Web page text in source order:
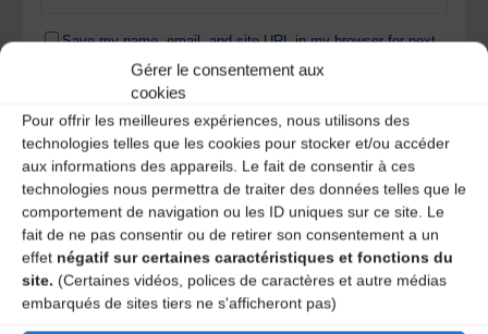
Gérer le consentement aux
cookies
Pour offrir les meilleures expériences, nous utilisons des
technologies telles que les cookies pour stocker et/ou accéder
aux informations des appareils. Le fait de consentir à ces
technologies nous permettra de traiter des données telles que le
comportement de navigation ou les ID uniques sur ce site. Le
fait de ne pas consentir ou de retirer son consentement a un
effet négatif sur certaines caractéristiques et fonctions du
site. (Certaines vidéos, polices de caractères et autre médias
embarqués de sites tiers ne s'afficheront pas)
Save my name, email, and site URL in my browser for next
time I post a comment.
Ce site utilise Akismet pour réduire les indésirables.En
savoir plus sur la façon dont les données de vos
commentaires sont traitées.